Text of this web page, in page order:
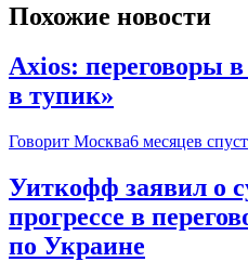
Похожие новости
Axios: переговоры
в тупик»
Говорит Москва6 месяцев
Уиткофф заявил о
прогрессе в
по Украине